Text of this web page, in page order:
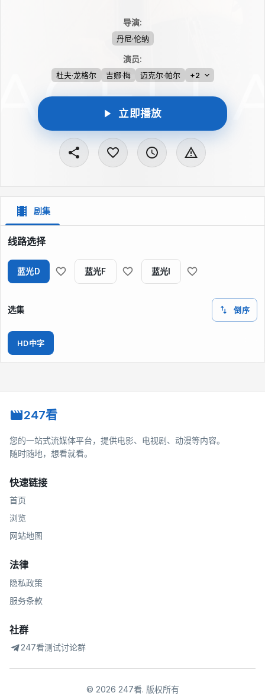
导演:
丹尼·伦纳
演员:
杜夫·龙格尔 吉娜·梅 迈克尔·帕尔 +2
立即播放
剧集
线路选择
蓝光D 蓝光F 蓝光I
选集 倒序
HD中字
247看
您的一站式流媒体平台，提供电影、电视剧、动漫等内容。
随时随地，想看就看。
快速链接
首页
浏览
网站地图
法律
隐私政策
服务条款
社群
247看测试讨论群
© 2026 247看. 版权所有